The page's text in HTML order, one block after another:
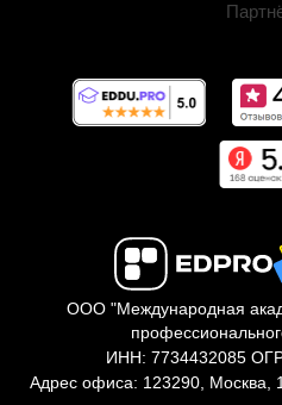
ООО "Международная
ИНН: 7734432085
Адрес офиса: 123290, Москва,